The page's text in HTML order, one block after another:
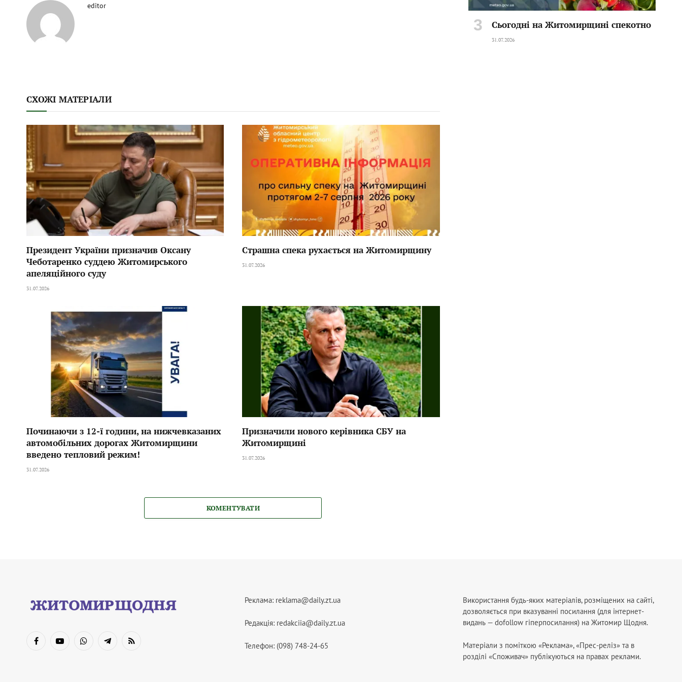
editor
СХОЖІ МАТЕРІАЛИ
Президент України призначив Оксану
Чеботаренко суддею Житомирського
апеляційного суду
31.07.2026
Страшна спека рухається на Житомирщину
31.07.2026
Починаючи з 12-ї години, на нижчевказаних
автомобільних дорогах Житомирщини
введено тепловий режим!
31.07.2026
Призначили нового керівника СБУ на
Житомирщині
31.07.2026
КОМЕНТУВАТИ
Сьогодні на Житомирщині спекотно
31.07.2026
FacebookYouTubeWhatsAppTelegramRSS
Реклама: reklama@daily.zt.ua
Редакція: redakciia@daily.zt.ua
Телефон: (098) 748-24-65
Використання будь-яких матеріалів, розміщених на сайті,
дозволяється при вказуванні посилання (для інтернет-
видань — dofollow гіперпосилання) на Житомир Щодня.
Матеріали з поміткою «Реклама», «Прес-реліз» та в
розділі «Споживач» публікуються на правах реклами.